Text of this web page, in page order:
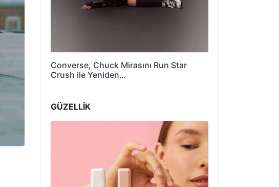
Converse, Chuck Mirasını Run Star
Crush ile Yeniden…
GÜZELLİK